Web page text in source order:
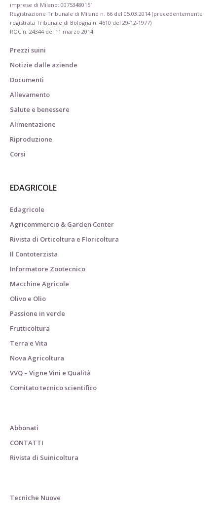
imprese di Milano: 00753480151
Registrazione Tribunale di Milano n. 66 del 05.03.2014 (precedentemente
registrata Tribunale di Bologna n. 4610 del 29-12-1977)
ROC n. 24344 del 11 marzo 2014
Prezzi suini
Notizie dalle aziende
Documenti
Allevamento
Salute e benessere
Alimentazione
Riproduzione
Corsi
EDAGRICOLE
Edagricole
Agricommercio & Garden Center
Rivista di Orticoltura e Floricoltura
Il Contoterzista
Informatore Zootecnico
Macchine Agricole
Olivo e Olio
Passione in verde
Frutticoltura
Terra e Vita
Nova Agricoltura
VVQ – Vigne Vini e Qualità
Comitato tecnico scientifico
Abbonati
CONTATTI
Rivista di Suinicoltura
Tecniche Nuove